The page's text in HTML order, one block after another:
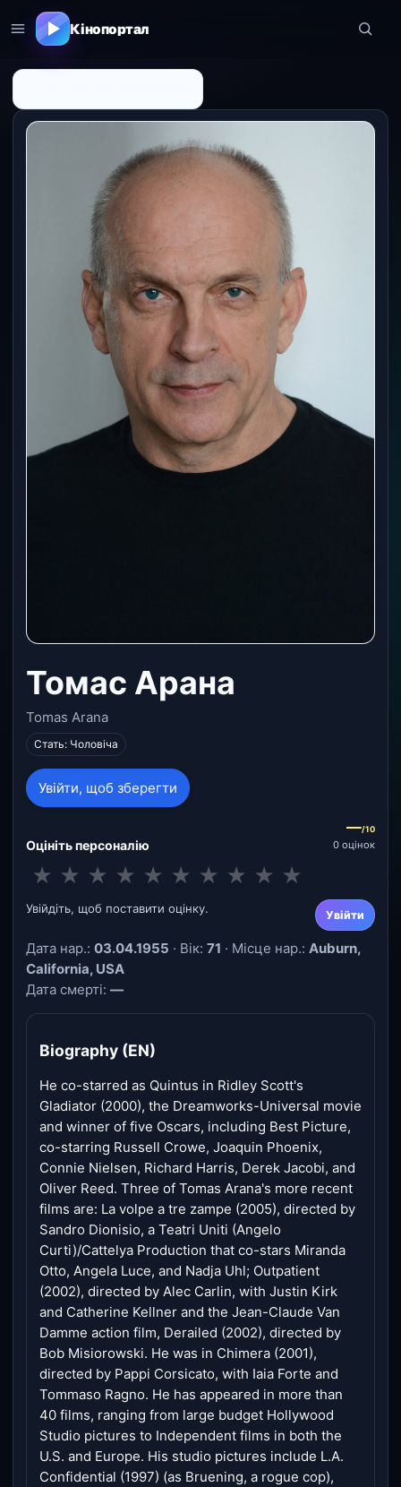
Кінопортал
Томас Арана
Tomas Arana
Стать: Чоловіча
Увійти, щоб зберегти
Оцініть персоналію
—/10
0 оцінок
★ ★ ★ ★ ★ ★ ★ ★ ★ ★
Увійдіть, щоб поставити оцінку. Увійти
Дата нар.: 03.04.1955 · Вік: 71 · Місце нар.: Auburn,
California, USA
Дата смерті: —
Biography (EN)
He co-starred as Quintus in Ridley Scott's
Gladiator (2000), the Dreamworks-Universal movie
and winner of five Oscars, including Best Picture,
co-starring Russell Crowe, Joaquin Phoenix,
Connie Nielsen, Richard Harris, Derek Jacobi, and
Oliver Reed. Three of Tomas Arana's more recent
films are: La volpe a tre zampe (2005), directed by
Sandro Dionisio, a Teatri Uniti (Angelo
Curti)/Cattelya Production that co-stars Miranda
Otto, Angela Luce, and Nadja Uhl; Outpatient
(2002), directed by Alec Carlin, with Justin Kirk
and Catherine Kellner and the Jean-Claude Van
Damme action film, Derailed (2002), directed by
Bob Misiorowski. He was in Chimera (2001),
directed by Pappi Corsicato, with Iaia Forte and
Tommaso Ragno. He has appeared in more than
40 films, ranging from large budget Hollywood
Studio pictures to Independent films in both the
U.S. and Europe. His studio pictures include L.A.
Confidential (1997) (as Bruening, a rogue cop),